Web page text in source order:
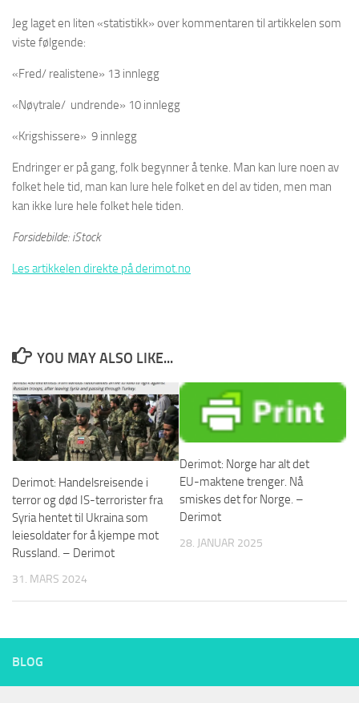
Jeg laget en liten «statistikk» over kommentaren til artikkelen som
viste følgende:
«Fred/ realistene» 13 innlegg
«Nøytrale/ undrende» 10 innlegg
«Krigshissere» 9 innlegg
Endringer er på gang, folk begynner å tenke. Man kan lure noen av
folket hele tid, man kan lure hele folket en del av tiden, men man
kan ikke lure hele folket hele tiden.
Forsidebilde: iStock
Les artikkelen direkte på derimot.no
YOU MAY ALSO LIKE...
Derimot: Handelsreisende i
terror og død IS-terrorister fra
Syria hentet til Ukraina som
leiesoldater for å kjempe mot
Russland. – Derimot
31. MARS 2024
Derimot: Norge har alt det
EU-maktene trenger. Nå
smiskes det for Norge. –
Derimot
28. JANUAR 2025
BLOG